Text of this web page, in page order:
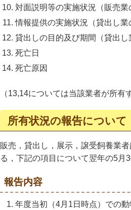
対面説明等の実施状況（販売業
情報提供の実施状況（貸出し業
貸出しの目的及び期間（貸出し
死亡日
死亡原因
（13,14については当該業者が所有
所有状況の報告について
販売，貸出し，展示，譲受飼養業
る，下記の項目について翌年の5月
報告内容
年度当初（4月1日時点）での